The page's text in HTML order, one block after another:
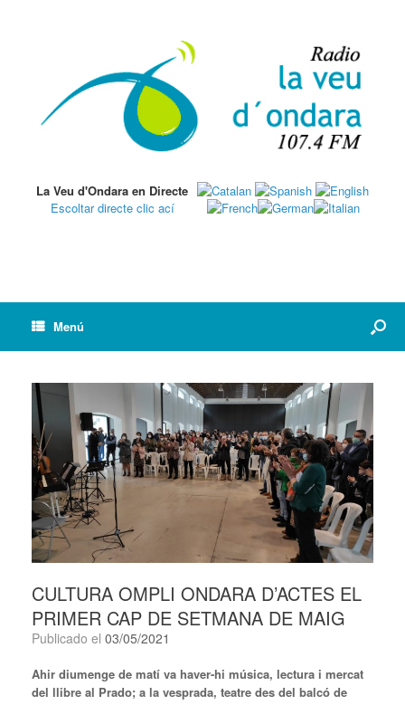
La Veu d'Ondara en Directe
Escoltar directe clic ací
Menú
CULTURA OMPLI ONDARA D’ACTES EL
PRIMER CAP DE SETMANA DE MAIG
Publicado el 03/05/2021
Ahir diumenge de matí va haver-hi música, lectura i mercat
del llibre al Prado; a la vesprada, teatre des del balcó de